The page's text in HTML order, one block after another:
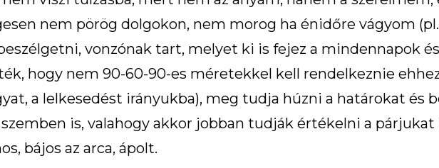
nem pörög dolgokon, nem morog ha énidőre vágyom
vonzónak tart, melyet ki is fejez a mindennapok
hogy nem 90-60-90-es méretekkel kell rendelkeznie
a lelkesedést irányukba), meg tudja húzni a határokat és
is, valahogy akkor jobban tudják értékelni a párjukat
bájos az arca, ápolt.